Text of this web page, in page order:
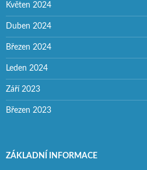
Květen 2024
Duben 2024
Březen 2024
Leden 2024
Září 2023
Březen 2023
ZÁKLADNÍ INFORMACE